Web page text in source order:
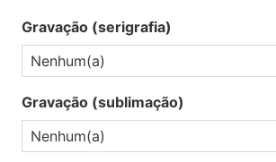
Gravação (serigrafia)
Gravação (sublimação)